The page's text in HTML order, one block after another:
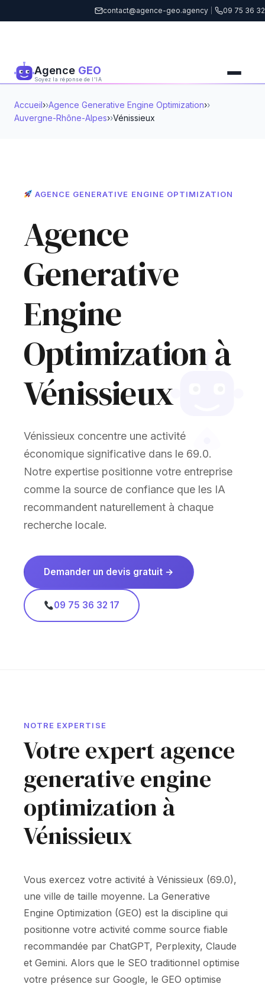
contact@agence-geo.agency 09 75 36 32
Agence GEO
Soyez la réponse de l'IA
Accueil› Agence Generative Engine Optimization›
Auvergne-Rhône-Alpes› Vénissieux
AGENCE GENERATIVE ENGINE OPTIMIZATION
Agence
Generative
Engine
Optimization à
Vénissieux
Vénissieux concentre une activité
économique significative dans le 69.0.
Notre expertise positionne votre entreprise
comme la source de confiance que les IA
recommandent naturellement à chaque
recherche locale.
Demander un devis gratuit →
09 75 36 32 17
NOTRE EXPERTISE
Votre expert agence
generative engine
optimization à
Vénissieux
Vous exercez votre activité à Vénissieux (69.0),
une ville de taille moyenne. La Generative
Engine Optimization (GEO) est la discipline qui
positionne votre activité comme source fiable
recommandée par ChatGPT, Perplexity, Claude
et Gemini. Alors que le SEO traditionnel optimise
votre présence sur Google, le GEO optimise